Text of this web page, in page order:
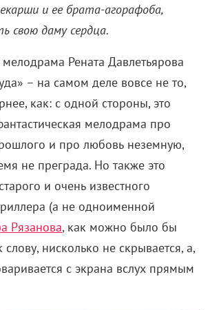
и ее брата-агорафоба,
свою даму сердца.
Рената Давлетьярова
– на самом деле вовсе не то,
как: с одной стороны, это
мелодрама про
и про любовь неземную,
не преграда. Но также это
и очень известного
(а не одноименной
Рязанова, как можно было бы
слову, нисколько не скрывается, а,
с экрана вслух прямым